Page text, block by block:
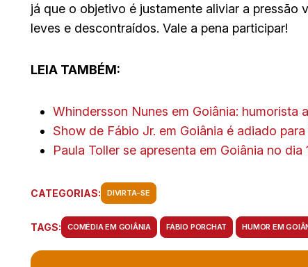
já que o objetivo é justamente aliviar a pressão
leves e descontraídos. Vale a pena participar!
LEIA TAMBÉM:
Whindersson Nunes em Goiânia: humorista
Show de Fábio Jr. em Goiânia é adiado
Paula Toller se apresenta em Goiânia no dia
CATEGORIAS: DIVIRTA-SE
TAGS: COMÉDIA EM GOIÂNIA FÁBIO PORCHAT HUMOR EM